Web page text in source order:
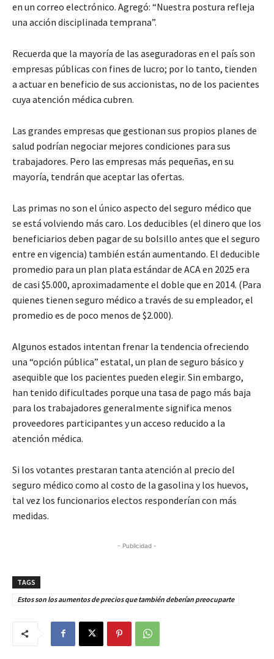
en un correo electrónico. Agregó: “Nuestra postura refleja
una acción disciplinada temprana”.
Recuerda que la mayoría de las aseguradoras en el país son
empresas públicas con fines de lucro; por lo tanto, tienden
a actuar en beneficio de sus accionistas, no de los pacientes
cuya atención médica cubren.
Las grandes empresas que gestionan sus propios planes de
salud podrían negociar mejores condiciones para sus
trabajadores. Pero las empresas más pequeñas, en su
mayoría, tendrán que aceptar las ofertas.
Las primas no son el único aspecto del seguro médico que
se está volviendo más caro. Los deducibles (el dinero que los
beneficiarios deben pagar de su bolsillo antes que el seguro
entre en vigencia) también están aumentando. El deducible
promedio para un plan plata estándar de ACA en 2025 era
de casi $5.000, aproximadamente el doble que en 2014. (Para
quienes tienen seguro médico a través de su empleador, el
promedio es de poco menos de $2.000).
Algunos estados intentan frenar la tendencia ofreciendo
una “opción pública” estatal, un plan de seguro básico y
asequible que los pacientes pueden elegir. Sin embargo,
han tenido dificultades porque una tasa de pago más baja
para los trabajadores generalmente significa menos
proveedores participantes y un acceso reducido a la
atención médica.
Si los votantes prestaran tanta atención al precio del
seguro médico como al costo de la gasolina y los huevos,
tal vez los funcionarios electos responderían con más
medidas.
- Publicidad -
TAGS
Estos son los aumentos de precios que también deberían preocuparte